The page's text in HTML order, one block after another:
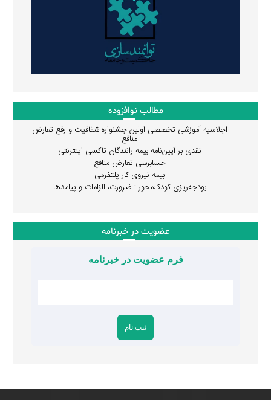
مطالب نوافزوده
اجلاسیه آموزشی تخصصی اولین جشنواره شفافیت و رفع تعارض
منافع
نقدی بر آیین‌نامه بیمه رانندگان تاکسی اینترنتی
حسابرسی تعارض منافع
بیمه نیروی کار پلتفرمی
بودجه‌ریزی کودک‌محور : ضرورت، الزامات و پیامدها
عضویت در خبرنامه
فرم عضویت در خبرنامه